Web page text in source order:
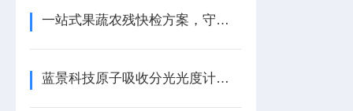
一站式果蔬农残快检方案，守护全民舌尖安全
蓝景科技原子吸收分光光度计工作原理